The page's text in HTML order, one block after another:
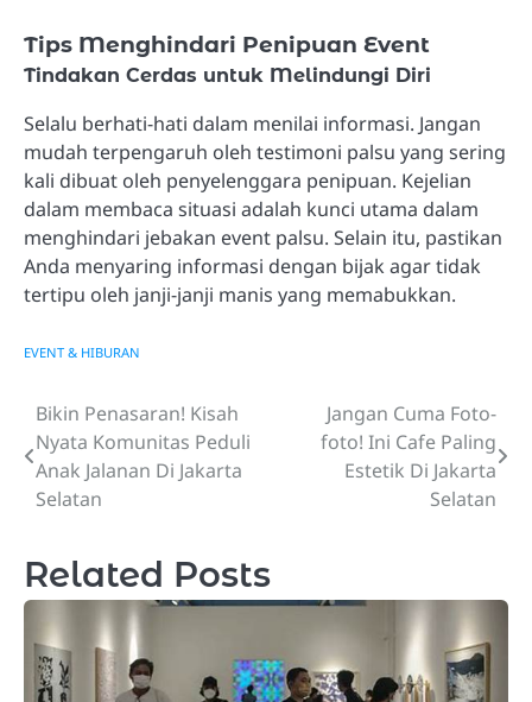
Tips Menghindari Penipuan Event
Tindakan Cerdas untuk Melindungi Diri
Selalu berhati-hati dalam menilai informasi. Jangan
mudah terpengaruh oleh testimoni palsu yang sering
kali dibuat oleh penyelenggara penipuan. Kejelian
dalam membaca situasi adalah kunci utama dalam
menghindari jebakan event palsu. Selain itu, pastikan
Anda menyaring informasi dengan bijak agar tidak
tertipu oleh janji-janji manis yang memabukkan.
EVENT & HIBURAN
Navigasi
pos
Bikin Penasaran! Kisah
Nyata Komunitas Peduli
Anak Jalanan Di Jakarta
Selatan
Jangan Cuma Foto-
foto! Ini Cafe Paling
Estetik Di Jakarta
Selatan
Related Posts